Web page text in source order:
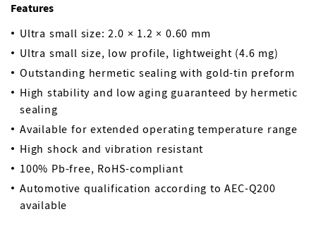
Features
Ultra small size: 2.0 × 1.2 × 0.60 mm
Ultra small size, low profile, lightweight (4.6 mg)
Outstanding hermetic sealing with gold-tin preform
High stability and low aging guaranteed by hermetic
sealing
Available for extended operating temperature range
High shock and vibration resistant
100% Pb-free, RoHS-compliant
Automotive qualification according to AEC-Q200
available